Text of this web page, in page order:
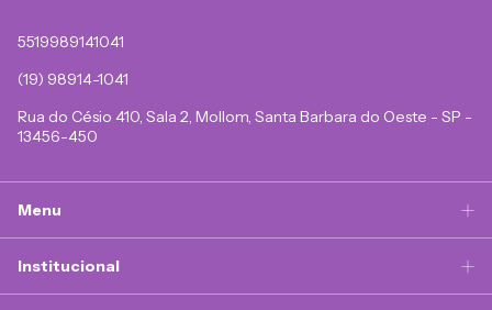
5519989141041
(19) 98914-1041
Rua do Césio 410, Sala 2, Mollom, Santa Barbara do Oeste - SP -
13456-450
Menu
Institucional